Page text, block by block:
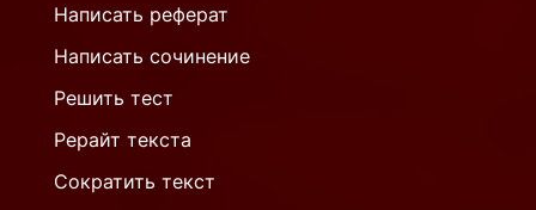
Написать реферат
Написать сочинение
Решить тест
Рерайт текста
Сократить текст